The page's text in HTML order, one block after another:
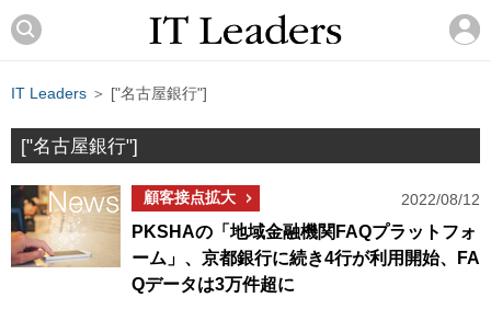
IT Leaders ＞ ["名古屋銀行"]
["名古屋銀行"]
顧客接点拡大 2022/08/12
PKSHAの「地域金融機関FAQプラットフォ
ーム」、京都銀行に続き4行が利用開始、FA
Qデータは3万件超に